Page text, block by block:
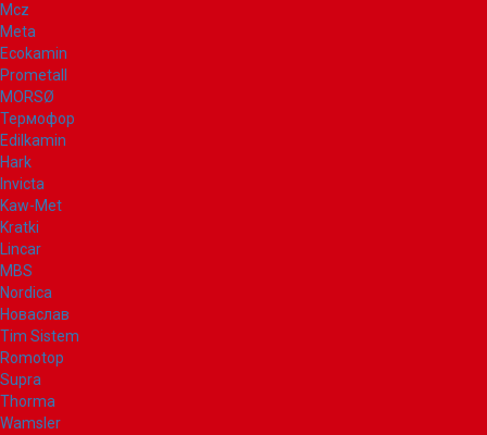
Mcz
Meta
Ecokamin
Prometall
MORSØ
Термофор
Edilkamin
Hark
Invicta
Kaw-Met
Kratki
Lincar
MBS
Nordica
Новаслав
Tim Sistem
Romotop
Supra
Thorma
Wamsler